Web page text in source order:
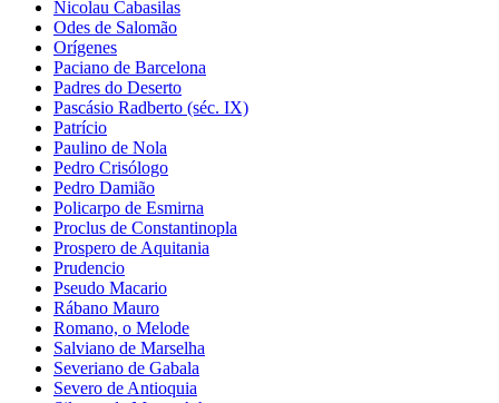
Nicolau Cabasilas
Odes de Salomão
Orígenes
Paciano de Barcelona
Padres do Deserto
Pascásio Radberto (séc. IX)
Patrício
Paulino de Nola
Pedro Crisólogo
Pedro Damião
Policarpo de Esmirna
Proclus de Constantinopla
Prospero de Aquitania
Prudencio
Pseudo Macario
Rábano Mauro
Romano, o Melode
Salviano de Marselha
Severiano de Gabala
Severo de Antioquia